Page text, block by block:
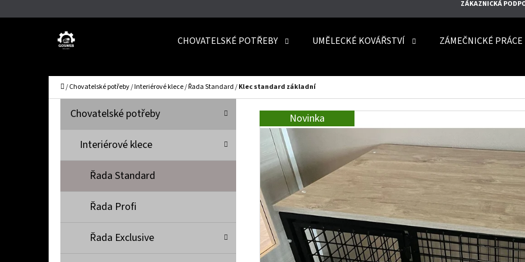
ZÁKAZNICKÁ
CHOVATELSKÉ POTŘEBY UMĚLECKÉ KOVÁŘSTVÍ ZÁMEČNICKÉ PRÁCE
Domů
/Chovatelské potřeby/Interiérové klece/Řada Standard/Klec standard základní
Přeskočit
K
G
R
Chovatelské potřeby
Interiérové klece
Řada Standard
Řada Profi
Řada Exclusive
Novinka
CO POTŘEBUJETE NAJÍT?
DOPORUČUJEME